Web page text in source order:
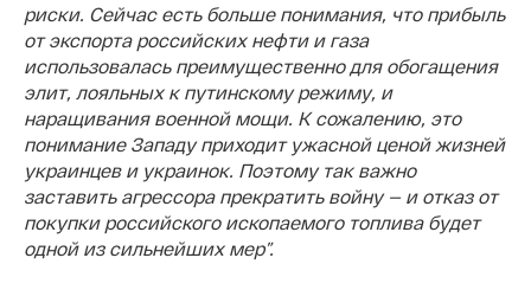
риски. Сейчас есть больше понимания, что прибыль
от экспорта российских нефти и газа
использовалась преимущественно для обогащения
элит, лояльных к путинскому режиму, и
наращивания военной мощи. К сожалению, это
понимание Западу приходит ужасной ценой жизней
украинцев и украинок. Поэтому так важно
заставить агрессора прекратить войну — и отказ от
покупки российского ископаемого топлива будет
одной из сильнейших мер”.